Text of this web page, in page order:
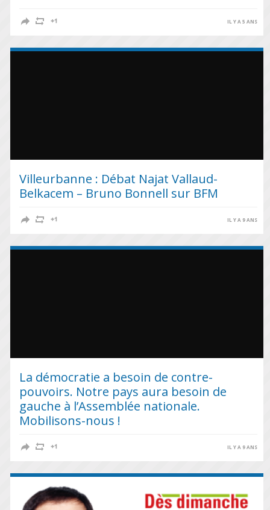
IL Y A 5 ANS
Villeurbanne : Débat Najat Vallaud-
Belkacem – Bruno Bonnell sur BFM
IL Y A 9 ANS
La démocratie a besoin de contre-
pouvoirs. Notre pays aura besoin de
gauche à l’Assemblée nationale.
Mobilisons-nous !
IL Y A 9 ANS